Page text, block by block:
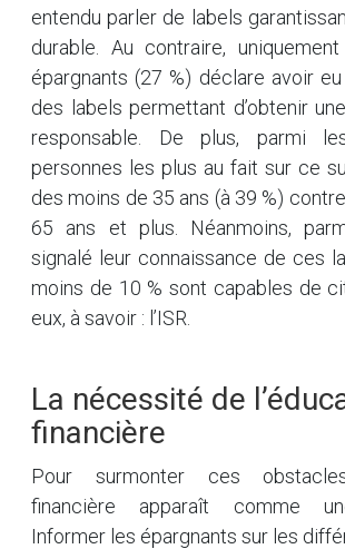
entendu parler de labels
durable. Au contraire,
épargnants (27 %) déclare avoir
des labels permettant d’obtenir
responsable. De plus, parmi
personnes les plus au fait sur ce
des moins de 35 ans (à 39 %)
65 ans et plus. Néanmoins,
signalé leur connaissance de ces
moins de 10 % sont capables de
eux, à savoir : l’ISR.
La nécessité de
financière
Pour surmonter ces
financière apparaît comme
Informer les épargnants sur les